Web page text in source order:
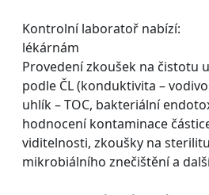
Kontrolní laboratoř nabízí:
lékárnám
Provedení zkoušek na čistotu
podle ČL (konduktivita –
uhlík – TOC, bakteriální
hodnocení kontaminace
viditelnosti, zkoušky na
mikrobiálního znečištění a